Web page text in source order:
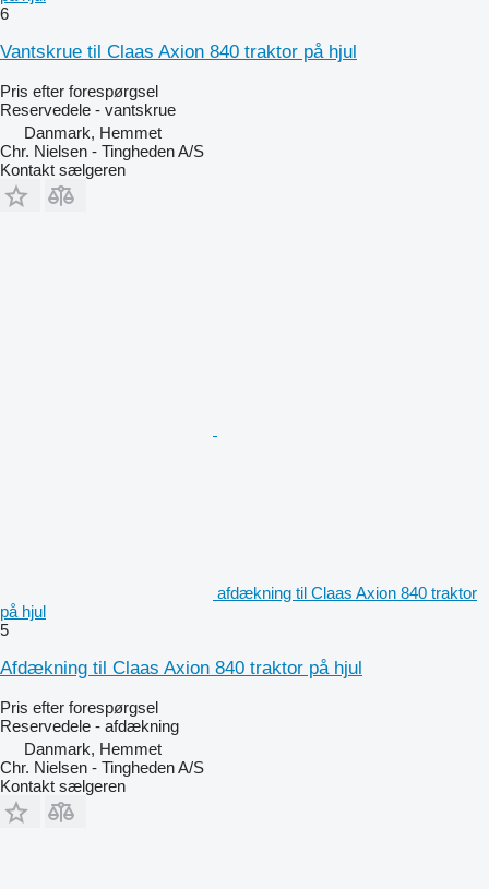
6
Vantskrue til Claas Axion 840 traktor på hjul
Pris efter forespørgsel
Reservedele - vantskrue
Danmark, Hemmet
Chr. Nielsen - Tingheden A/S
Kontakt sælgeren
afdækning til Claas Axion 840 traktor
på hjul
5
Afdækning til Claas Axion 840 traktor på hjul
Pris efter forespørgsel
Reservedele - afdækning
Danmark, Hemmet
Chr. Nielsen - Tingheden A/S
Kontakt sælgeren